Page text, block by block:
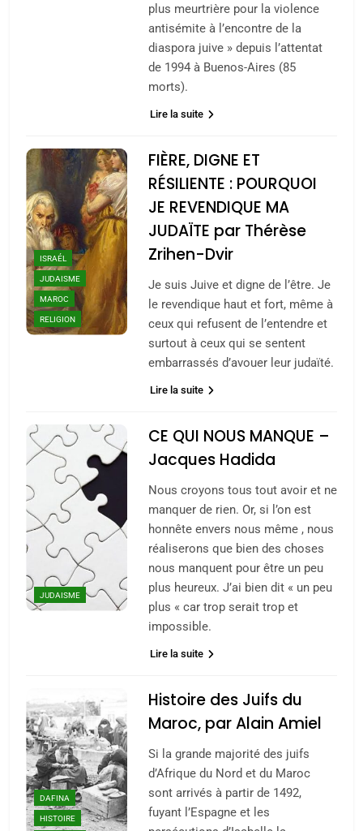
plus meurtrière pour la violence
antisémite à l’encontre de la
diaspora juive » depuis l’attentat
de 1994 à Buenos-Aires (85
morts).
Lire la suite
ISRAÉL
JUDAISME
MAROC
RELIGION
FIÈRE, DIGNE ET
RÉSILIENTE : POURQUOI
JE REVENDIQUE MA
JUDAÏTE par Thérèse
Zrihen-Dvir
Je suis Juive et digne de l’être. Je
le revendique haut et fort, même à
ceux qui refusent de l’entendre et
surtout à ceux qui se sentent
embarrassés d’avouer leur judaïté.
Lire la suite
JUDAISME
CE QUI NOUS MANQUE –
Jacques Hadida
Nous croyons tous tout avoir et ne
manquer de rien. Or, si l’on est
honnête envers nous même , nous
réaliserons que bien des choses
nous manquent pour être un peu
plus heureux. J’ai bien dit « un peu
plus « car trop serait trop et
impossible.
Lire la suite
DAFINA
HISTOIRE
Histoire des Juifs du
Maroc, par Alain Amiel
Si la grande majorité des juifs
d’Afrique du Nord et du Maroc
sont arrivés à partir de 1492,
fuyant l’Espagne et les